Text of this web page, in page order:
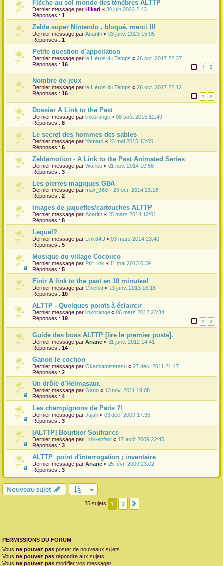
Flèche au sol monde des ténèbres ALTTP
Dernier message par Hikari « 30 juin 2023 2:43
Réponses : 1
Zelda super Nintendo , bloqué, merci !!!
Dernier message par Anarith « 03 janv. 2023 15:05
Réponses : 1
Petite question d'appellation
Dernier message par le Héros du Temps « 26 oct. 2017 22:37
Réponses : 16 1 2
Nombre de jeux
Dernier message par le Héros du Temps « 26 oct. 2017 22:12
Réponses : 16 1 2
Dossier A Link to the Past
Dernier message par linkorange « 08 août 2015 12:49
Réponses : 8
Le secret des hommes des sables
Dernier message par Yamato « 23 mai 2015 13:00
Réponses : 6
Zeldamotion - A Link to the Past Animated Series
Dernier message par Warloo « 01 nov. 2014 10:58
Réponses : 3
Les pierres magiques GBA
Dernier message par max_360 « 29 oct. 2014 23:16
Réponses : 2
Images de jaquettes/cartouches ALTTP
Dernier message par Anarith « 15 mars 2014 12:01
Réponses : 8
Lequel?
Dernier message par Link64U « 03 mars 2014 23:40
Réponses : 5
Musique du village Cocorico
Dernier message par Ptit Link « 11 mai 2013 0:39
Réponses : 5
Finir A link to the past en 10 minutes!
Dernier message par Chichid « 13 janv. 2013 16:18
Réponses : 10
ALTTP - Quelques points à éclaircir
Dernier message par linkorange « 06 mars 2012 23:34
Réponses : 19 1 2
Guide des boss ALTTP [lire le premier poste].
Dernier message par Ariane « 31 janv. 2012 14:41
Réponses : 14
Ganon le cochon
Dernier message par Okamiamaterasu « 27 déc. 2011 21:47
Réponses : 2
Un drôle d'Helmasaur.
Dernier message par Gano « 13 nov. 2011 19:08
Réponses : 4
Les champignons de Paris ?!
Dernier message par Jajah « 03 déc. 2009 17:35
Réponses : 3
[ALTTP] Bourbier Soufrance
Dernier message par Link-enfant « 17 août 2009 22:45
Réponses : 3
ALTTP_point d'interrogation ; inventaire
Dernier message par Ariane « 25 févr. 2009 23:02
Réponses : 3
Nouveau sujet
25 sujets 1 2
PERMISSIONS DU FORUM
Vous ne pouvez pas poster de nouveaux sujets
Vous ne pouvez pas répondre aux sujets
Vous ne pouvez pas modifier vos messages